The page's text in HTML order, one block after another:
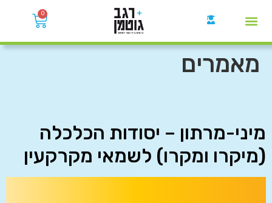
0
מאמרים
מיני-מרתון – יסודות הכלכלה
(מיקרו ומקרו) לשמאי מקרקעין